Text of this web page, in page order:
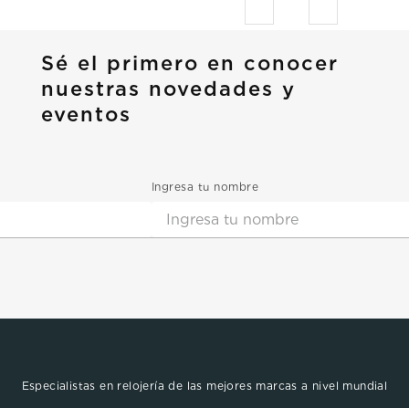
Sé el primero en conocer
nuestras novedades y
eventos
Ingresa tu nombre
Especialistas en relojería de las mejores marcas a nivel mundial